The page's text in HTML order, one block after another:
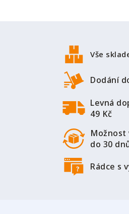
Vše
Dodání
Levná
49 Kč
Možnost
do 30
Rádce s